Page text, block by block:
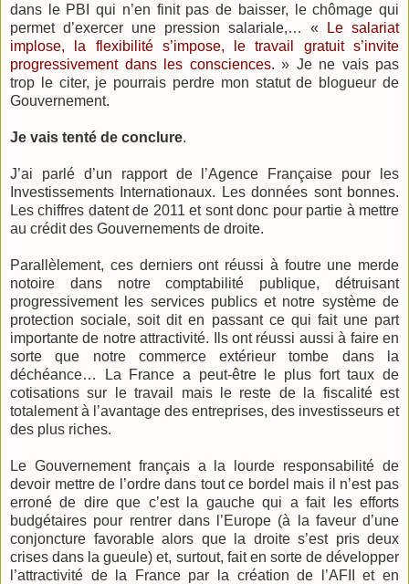
dans le PBI qui n’en finit pas de baisser, le chômage qui
permet d’exercer une pression salariale,… «
Le salariat
implose, la flexibilité s’impose, le travail gratuit s’invite
progressivement dans les consciences. » Je ne vais pas
trop le citer, je pourrais perdre mon statut de blogueur de
Gouvernement.
Je vais tenté de conclure.
J’ai parlé d’un rapport de l’Agence Française pour les
Investissements Internationaux. Les données sont bonnes.
Les chiffres datent de 2011 et sont donc pour partie à mettre
au crédit des Gouvernements de droite.
Parallèlement, ces derniers ont réussi à foutre une merde
notoire dans notre comptabilité publique, détruisant
progressivement les services publics et notre système de
protection sociale, soit dit en passant ce qui fait une part
importante de notre attractivité. Ils ont réussi aussi à faire en
sorte que notre commerce extérieur tombe dans la
déchéance… La France a peut-être le plus fort taux de
cotisations sur le travail mais le reste de la fiscalité est
totalement à l’avantage des entreprises, des investisseurs et
des plus riches.
Le Gouvernement français a la lourde responsabilité de
devoir mettre de l’ordre dans tout ce bordel mais il n’est pas
erroné de dire que c’est la gauche qui a fait les efforts
budgétaires pour rentrer dans l’Europe (à la faveur d’une
conjoncture favorable alors que la droite s’est pris deux
crises dans la gueule) et, surtout, fait en sorte de développer
l’attractivité de la France par la création de l’AFII et en